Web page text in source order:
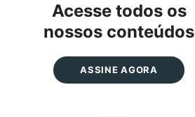
Acesse todos os
nossos conteúdos
ASSINE AGORA